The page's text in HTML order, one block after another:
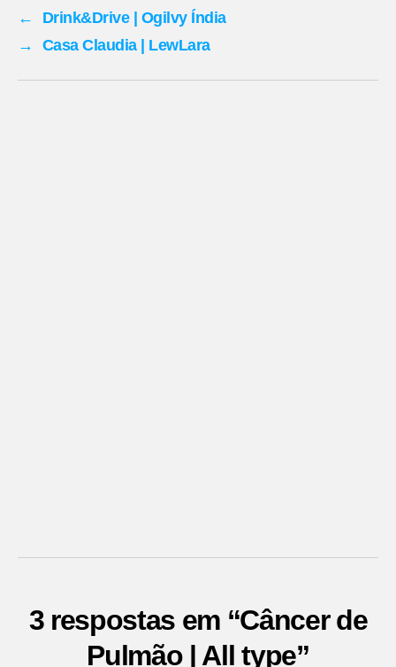
←
Drink&Drive | Ogilvy Índia
→
Casa Claudia | LewLara
3 respostas em “Câncer de
Pulmão | All type”